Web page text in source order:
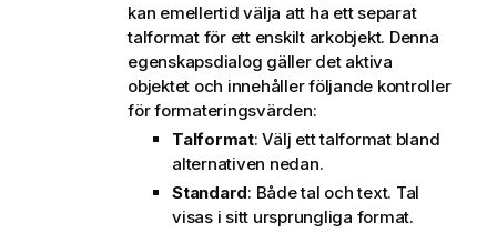
kan emellertid välja att ha ett separat
talformat för ett enskilt arkobjekt. Denna
egenskapsdialog gäller det aktiva
objektet och innehåller följande kontroller
för formateringsvärden:
Talformat: Välj ett talformat bland
alternativen nedan.
Standard: Både tal och text. Tal
visas i sitt ursprungliga format.